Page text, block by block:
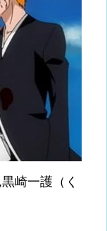
崎一護（く